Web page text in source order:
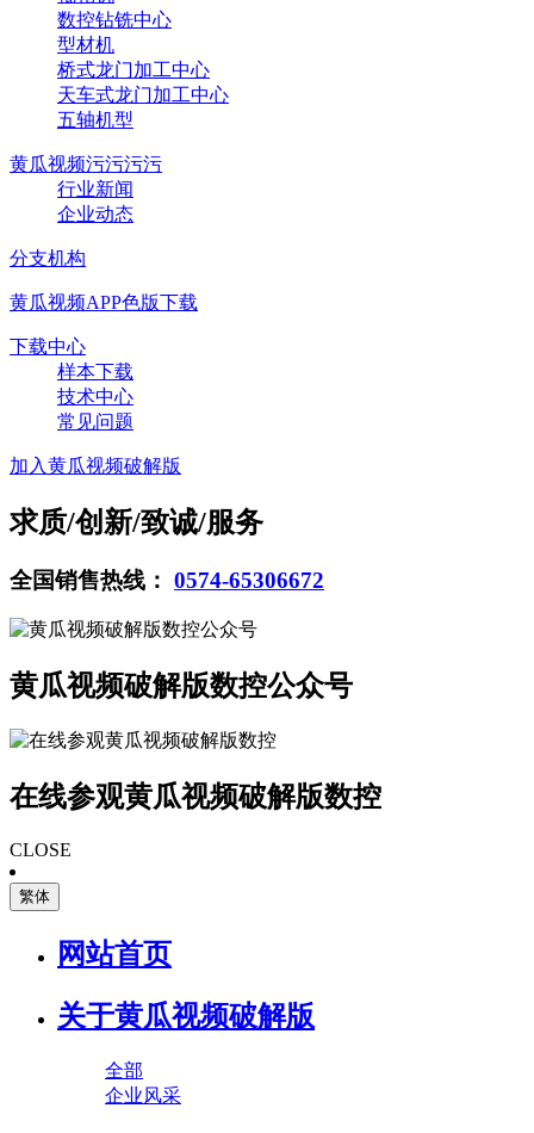
数控钻铣中心
型材机
桥式龙门加工中心
天车式龙门加工中心
五轴机型
黄瓜视频污污污污
行业新闻
企业动态
分支机构
黄瓜视频APP色版下载
下载中心
样本下载
技术中心
常见问题
加入黄瓜视频破解版
求质/创新/致诚/服务
全国销售热线： 0574-65306672
黄瓜视频破解版数控公众号
在线参观黄瓜视频破解版数控
CLOSE
繁体
网站首页
关于黄瓜视频破解版
全部
企业风采